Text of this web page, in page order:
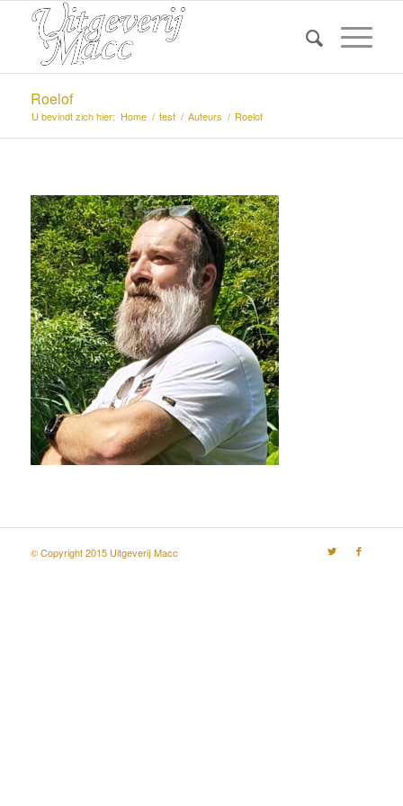
Roelof
U bevindt zich hier: Home / test / Auteurs / Roelof
© Copyright 2015 Uitgeverij Macc